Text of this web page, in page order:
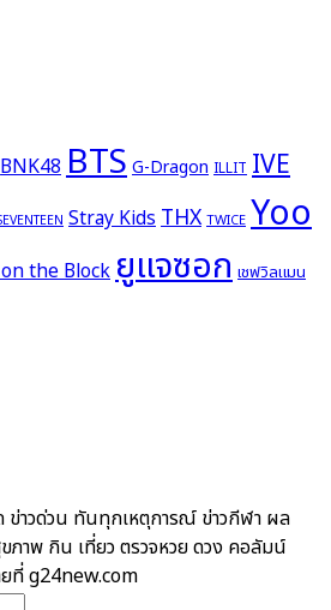
BNK48 BTSG-Dragon ILLIT IVE
Stray Kids THX TWICE Yoo
the Blockยูแจซอก เชฟวิลแมน
ข่าวด่วน ทันทุกเหตุการณ์ ข่าวกีฬา ผล
ภาพ กิน เที่ยว ตรวจหวย ดวง คอลัมน์
ยที่ g24new.com